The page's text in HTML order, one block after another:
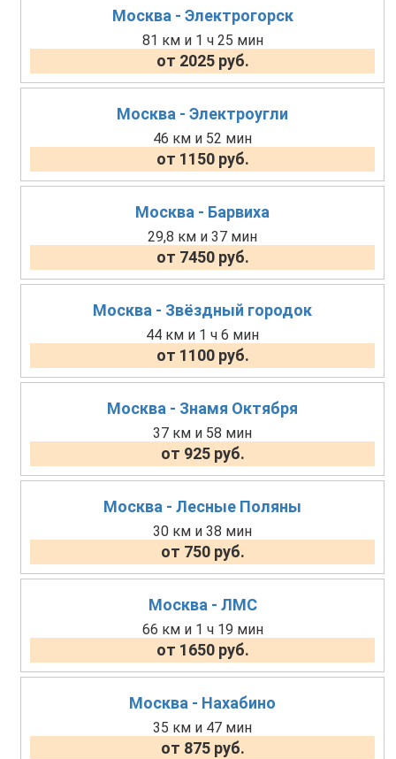
Москва - Электрогорск
81 км и 1 ч 25 мин
от 2025 руб.
Москва - Электроугли
46 км и 52 мин
от 1150 руб.
Москва - Барвиха
29,8 км и 37 мин
от 7450 руб.
Москва - Звёздный городок
44 км и 1 ч 6 мин
от 1100 руб.
Москва - Знамя Октября
37 км и 58 мин
от 925 руб.
Москва - Лесные Поляны
30 км и 38 мин
от 750 руб.
Москва - ЛМС
66 км и 1 ч 19 мин
от 1650 руб.
Москва - Нахабино
35 км и 47 мин
от 875 руб.